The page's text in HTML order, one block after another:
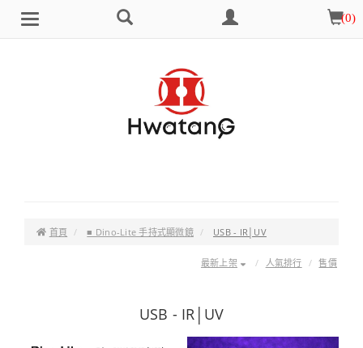
選
搜
會
員
中
購
物
車
(0)
首頁 ■ Dino-Lite 手持式顯微鏡 USB - IR│UV
最新上架 人氣排行 售價
USB - IR│UV